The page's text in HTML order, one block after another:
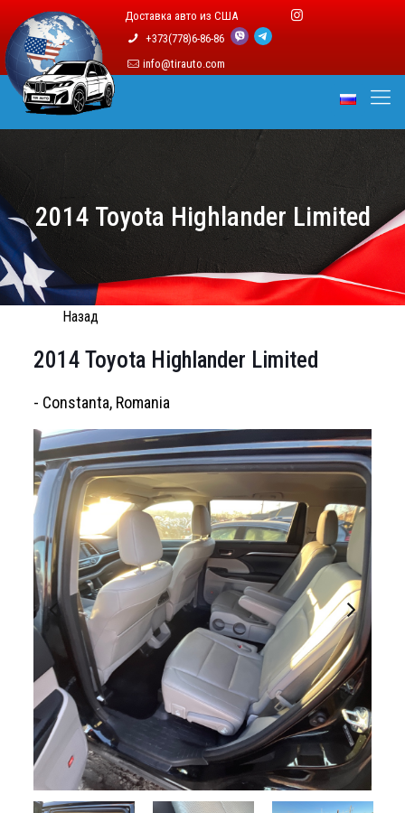
Доставка авто из США
+373(778)6-86-86
info@tirauto.com
2014 Toyota Highlander Limited
Назад
2014 Toyota Highlander Limited
- Constanta, Romania